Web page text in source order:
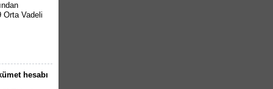
Orta Vadeli
hesabı